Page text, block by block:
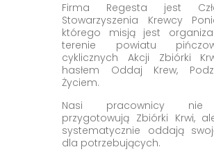
Firma Regesta jest
Stowarzyszenia Krewcy
którego misją jest
terenie powiatu
cyklicznych Akcji Zbiórki
hasłem Oddaj Krew,
Życiem.
Nasi pracownicy nie
przygotowują Zbiórki Krwi,
systematycznie oddają
dla potrzebujących.